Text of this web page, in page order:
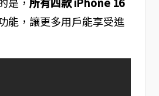
能，讓更多用戶能享受進